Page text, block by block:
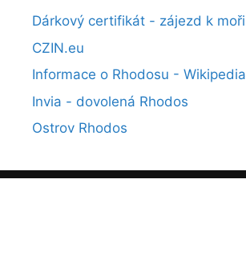
Dárkový certifikát - zájezd k moři
CZIN.eu
Informace o Rhodosu - Wikipedia
Invia - dovolená Rhodos
Ostrov Rhodos